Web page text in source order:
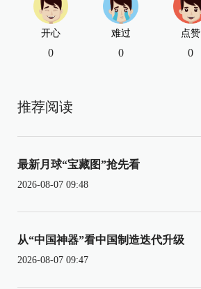
开心
0
难过
0
点赞
0
推荐阅读
最新月球“宝藏图”抢先看
2026-08-07 09:48
从“中国神器”看中国制造迭代升级
2026-08-07 09:47